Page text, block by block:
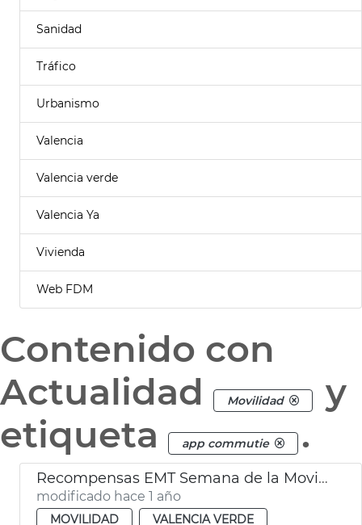
Sanidad
Tráfico
Urbanismo
Valencia
Valencia verde
Valencia Ya
Vivienda
Web FDM
Contenido con
Actualidad
Movilidad
y
etiqueta
app commutie .
Recompensas EMT Semana de la Movilidad
modificado hace 1 año
MOVILIDAD
VALENCIA VERDE